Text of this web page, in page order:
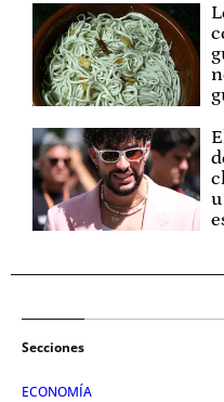
Secciones
ECONOMÍA